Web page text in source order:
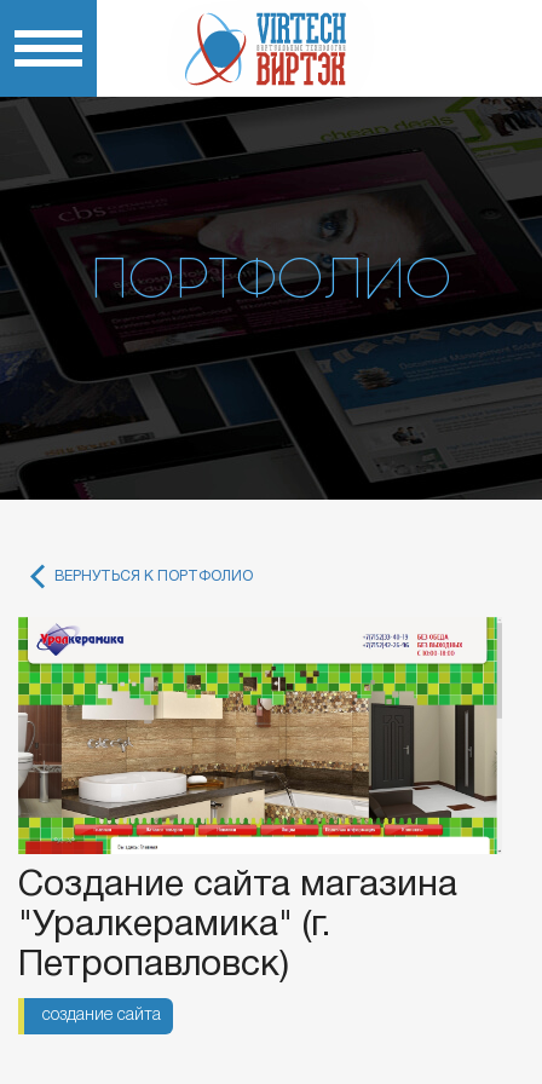
ПОРТФОЛИО
ВЕРНУТЬСЯ К ПОРТФОЛИО
Создание сайта магазина
"Уралкерамика" (г.
Петропавловск)
создание сайта